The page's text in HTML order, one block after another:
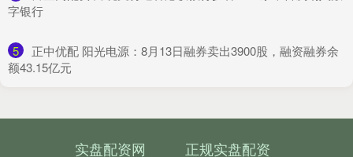
字银行
5
​正中优配 阳光电源：8月13日融券卖出3900股，融资融券余
额43.15亿元
实盘配资网 正规实盘配资